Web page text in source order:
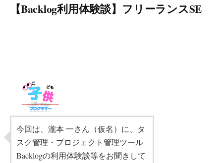
【Backlog利用体験談】フリーランスSE
今回は、瀧本 一さん（仮名）に、タ
スク管理・プロジェクト管理ツール
Backlogの利用体験談等をお聞きして